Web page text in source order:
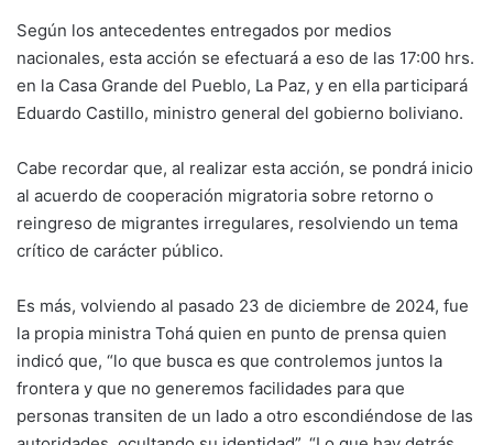
Según los antecedentes entregados por medios
nacionales, esta acción se efectuará a eso de las 17:00 hrs.
en la Casa Grande del Pueblo, La Paz, y en ella participará
Eduardo Castillo, ministro general del gobierno boliviano.
Cabe recordar que, al realizar esta acción, se pondrá inicio
al acuerdo de cooperación migratoria sobre retorno o
reingreso de migrantes irregulares, resolviendo un tema
crítico de carácter público.
Es más, volviendo al pasado 23 de diciembre de 2024, fue
la propia ministra Tohá quien en punto de prensa quien
indicó que, “lo que busca es que controlemos juntos la
frontera y que no generemos facilidades para que
personas transiten de un lado a otro escondiéndose de las